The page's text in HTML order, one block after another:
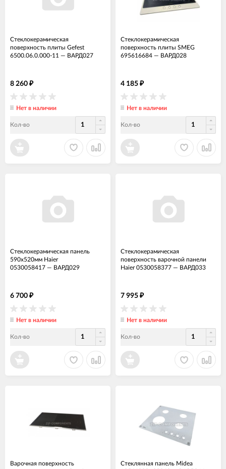
Стеклокерамическая
поверхность плиты Gefest
6500.06.0.000-11 — ВАРД027
8 260 ₽
Нет в наличии
Кол-во
Стеклокерамическая
поверхность плиты SMEG
695616684 — ВАРД028
4 185 ₽
Нет в наличии
Кол-во
Стеклокерамическая панель
590х520мм Haier
0530058417 — ВАРД029
6 700 ₽
Нет в наличии
Кол-во
Стеклокерамическая
поверхность варочной панели
Haier 0530058377 — ВАРД033
7 995 ₽
Нет в наличии
Кол-во
Варочная поверхность
Стеклянная панель Midea